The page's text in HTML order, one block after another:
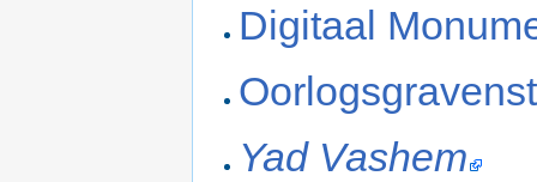
Digitaal
Yad Vashem